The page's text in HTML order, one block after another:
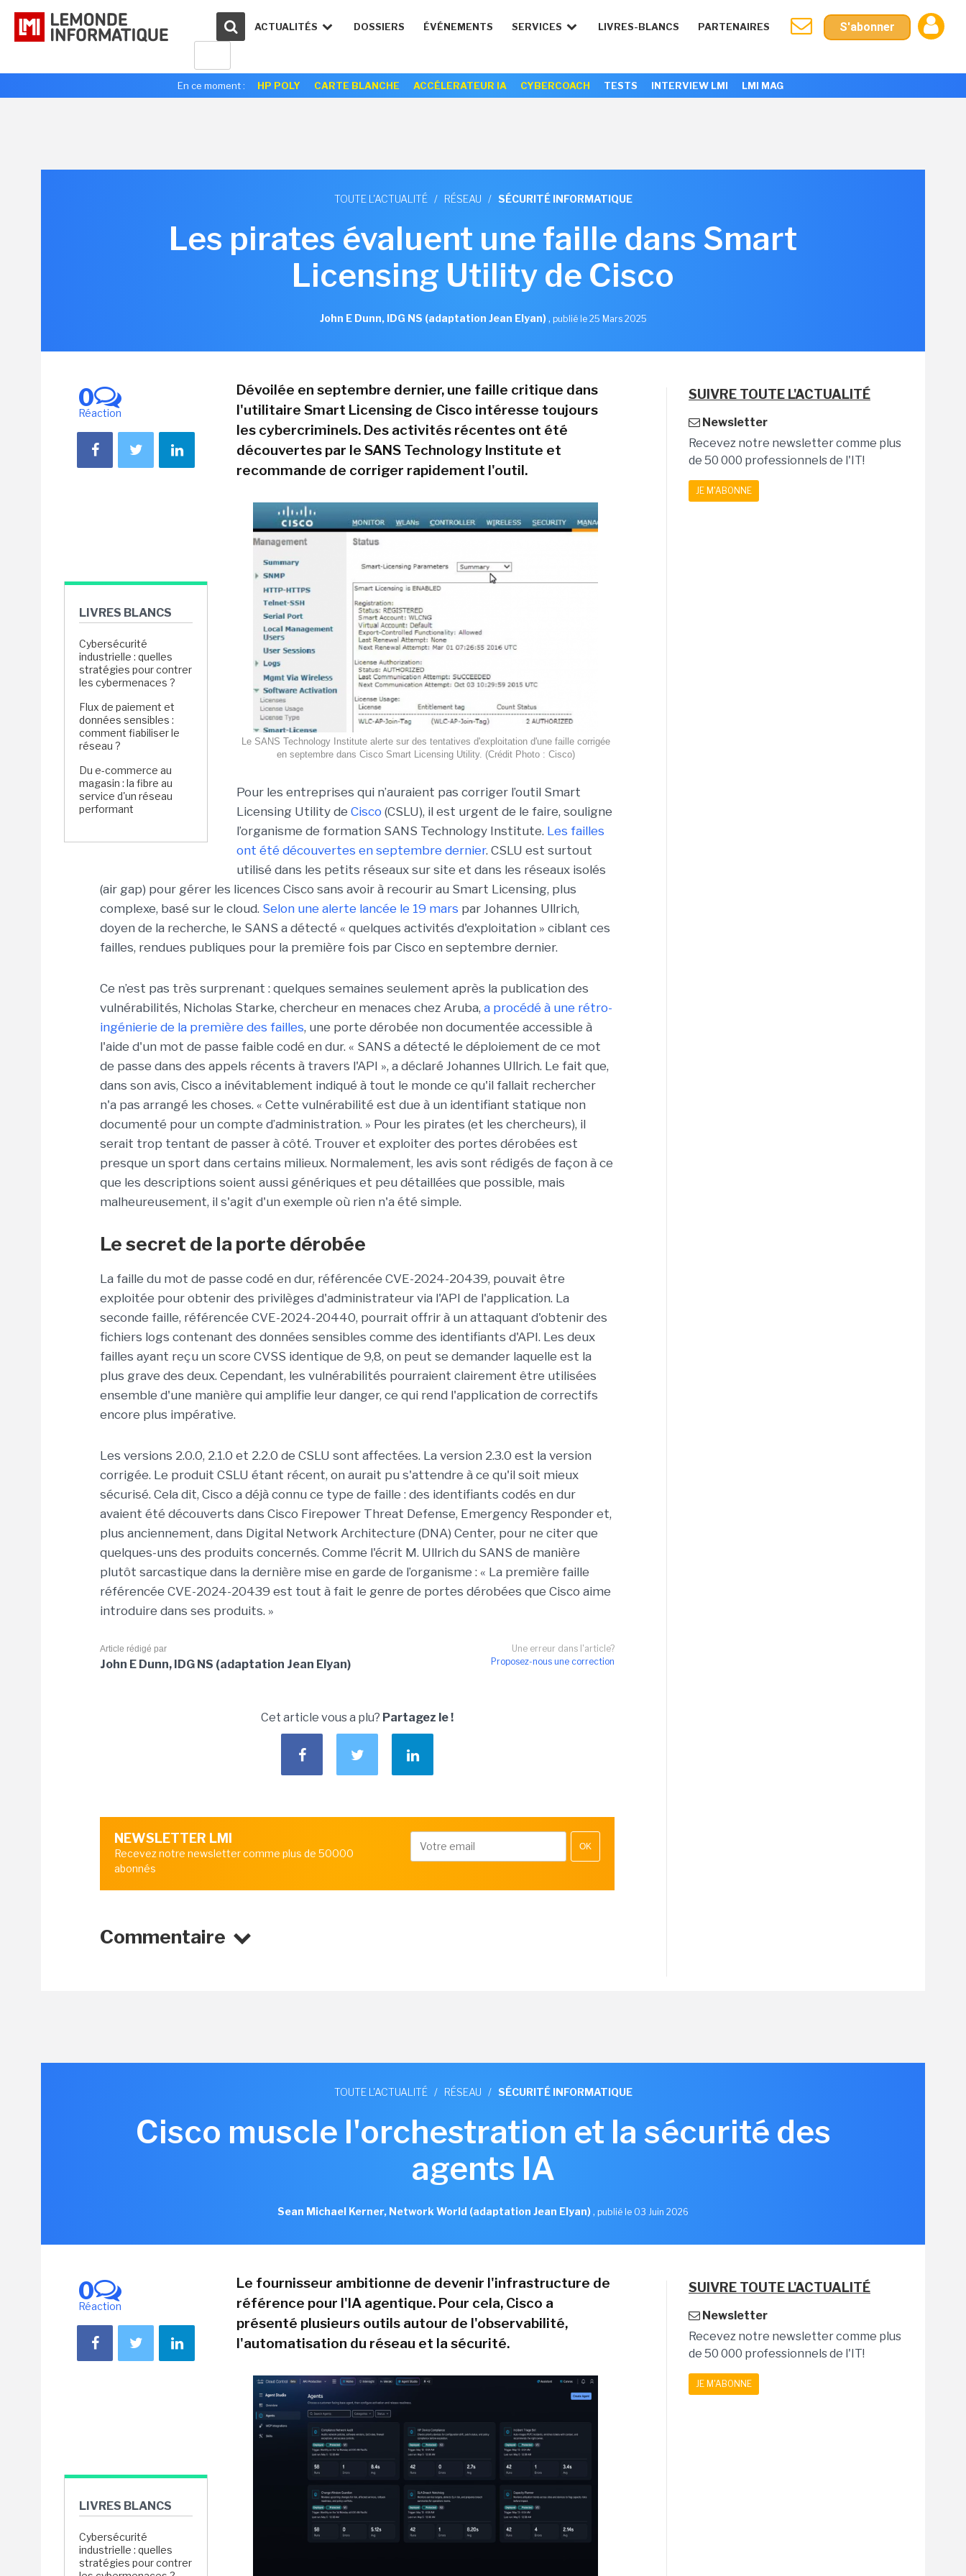
ACTUALITÉS DOSSIERS ÉVÉNEMENTS SERVICES LIVRES-BLANCS PARTENAIRES S'abonner
En ce moment : HP POLY CARTE BLANCHE ACCÉLERATEUR IA CYBERCOACH TESTS INTERVIEW LMI LMI MAG
TOUTE L'ACTUALITÉ / RÉSEAU / SÉCURITÉ INFORMATIQUE
Les pirates évaluent une faille dans Smart
Licensing Utility de Cisco
John E Dunn, IDG NS (adaptation Jean Elyan), publié le 25 Mars 2025
0
Réaction
LIVRES BLANCS
Cybersécurité
industrielle : quelles
stratégies pour contrer
les cybermenaces ?
Flux de paiement et
données sensibles :
comment fiabiliser le
réseau ?
Du e-commerce au
magasin : la fibre au
service d'un réseau
performant
Dévoilée en septembre dernier, une faille critique dans
l'utilitaire Smart Licensing de Cisco intéresse toujours
les cybercriminels. Des activités récentes ont été
découvertes par le SANS Technology Institute et
recommande de corriger rapidement l'outil.
Le SANS Technology Institute alerte sur des tentatives d'exploitation d'une faille corrigée
en septembre dans Cisco Smart Licensing Utility. (Crédit Photo : Cisco)
Pour les entreprises qui n’auraient pas corriger l’outil Smart
Licensing Utility de Cisco (CSLU), il est urgent de le faire, souligne
l’organisme de formation SANS Technology Institute. Les failles
ont été découvertes en septembre dernier. CSLU est surtout
utilisé dans les petits réseaux sur site et dans les réseaux isolés
(air gap) pour gérer les licences Cisco sans avoir à recourir au Smart Licensing, plus
complexe, basé sur le cloud. Selon une alerte lancée le 19 mars par Johannes Ullrich,
doyen de la recherche, le SANS a détecté « quelques activités d'exploitation » ciblant ces
failles, rendues publiques pour la première fois par Cisco en septembre dernier.
Ce n’est pas très surprenant : quelques semaines seulement après la publication des
vulnérabilités, Nicholas Starke, chercheur en menaces chez Aruba, a procédé à une rétro-
ingénierie de la première des failles, une porte dérobée non documentée accessible à
l'aide d'un mot de passe faible codé en dur. « SANS a détecté le déploiement de ce mot
de passe dans des appels récents à travers l'API », a déclaré Johannes Ullrich. Le fait que,
dans son avis, Cisco a inévitablement indiqué à tout le monde ce qu'il fallait rechercher
n'a pas arrangé les choses. « Cette vulnérabilité est due à un identifiant statique non
documenté pour un compte d’administration. » Pour les pirates (et les chercheurs), il
serait trop tentant de passer à côté. Trouver et exploiter des portes dérobées est
presque un sport dans certains milieux. Normalement, les avis sont rédigés de façon à ce
que les descriptions soient aussi génériques et peu détaillées que possible, mais
malheureusement, il s'agit d'un exemple où rien n'a été simple.
Le secret de la porte dérobée
La faille du mot de passe codé en dur, référencée CVE-2024-20439, pouvait être
exploitée pour obtenir des privilèges d'administrateur via l'API de l'application. La
seconde faille, référencée CVE-2024-20440, pourrait offrir à un attaquant d'obtenir des
fichiers logs contenant des données sensibles comme des identifiants d'API. Les deux
failles ayant reçu un score CVSS identique de 9,8, on peut se demander laquelle est la
plus grave des deux. Cependant, les vulnérabilités pourraient clairement être utilisées
ensemble d'une manière qui amplifie leur danger, ce qui rend l'application de correctifs
encore plus impérative.
Les versions 2.0.0, 2.1.0 et 2.2.0 de CSLU sont affectées. La version 2.3.0 est la version
corrigée. Le produit CSLU étant récent, on aurait pu s'attendre à ce qu'il soit mieux
sécurisé. Cela dit, Cisco a déjà connu ce type de faille : des identifiants codés en dur
avaient été découverts dans Cisco Firepower Threat Defense, Emergency Responder et,
plus anciennement, dans Digital Network Architecture (DNA) Center, pour ne citer que
quelques-uns des produits concernés. Comme l'écrit M. Ullrich du SANS de manière
plutôt sarcastique dans la dernière mise en garde de l’organisme : « La première faille
référencée CVE-2024-20439 est tout à fait le genre de portes dérobées que Cisco aime
introduire dans ses produits. »
Une erreur dans l'article?
Proposez-nous une correction
Article rédigé par
John E Dunn, IDG NS (adaptation Jean Elyan)
Cet article vous a plu? Partagez le !
NEWSLETTER LMI
Recevez notre newsletter comme plus de 50000
abonnés
OK
Commentaire
SUIVRE TOUTE L'ACTUALITÉ
Newsletter
Recevez notre newsletter comme plus
de 50 000 professionnels de l'IT!
JE M'ABONNE
TOUTE L'ACTUALITÉ / RÉSEAU / SÉCURITÉ INFORMATIQUE
Cisco muscle l'orchestration et la sécurité des
agents IA
Sean Michael Kerner, Network World (adaptation Jean Elyan), publié le 03 Juin 2026
0
Réaction
LIVRES BLANCS
Cybersécurité
industrielle : quelles
stratégies pour contrer
Le fournisseur ambitionne de devenir l'infrastructure de
référence pour l'IA agentique. Pour cela, Cisco a
présenté plusieurs outils autour de l'observabilité,
l'automatisation du réseau et la sécurité.
SUIVRE TOUTE L'ACTUALITÉ
Newsletter
Recevez notre newsletter comme plus
de 50 000 professionnels de l'IT!
JE M'ABONNE